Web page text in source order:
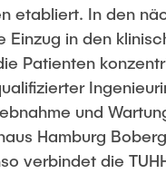
etabliert. In den
in den
Patienten
und
Hamburg
verbindet die